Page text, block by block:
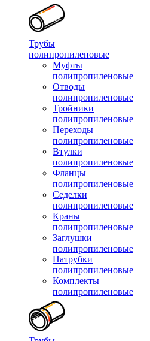
Трубы
полипропиленовые
Муфты
полипропиленовые
Отводы
полипропиленовые
Тройники
полипропиленовые
Переходы
полипропиленовые
Втулки
полипропиленовые
Фланцы
полипропиленовые
Седелки
полипропиленовые
Краны
полипропиленовые
Заглушки
полипропиленовые
Патрубки
полипропиленовые
Комплекты
полипропиленовые